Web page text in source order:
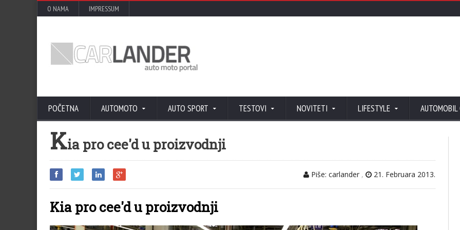
O NAMA IMPRESSUM
POČETNA AUTOMOTO AUTO SPORT TESTOVI NOVITETI LIFESTYLE AUTOMOBIL
Kia pro cee'd u proizvodnji
Piše: carlander , 21. Februara 2013.
Kia pro cee'd u proizvodnji